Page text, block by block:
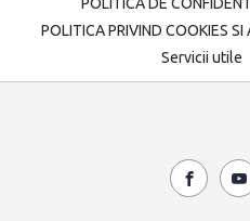
POLITICA PRIVIND COOKIES SI
Servicii utile